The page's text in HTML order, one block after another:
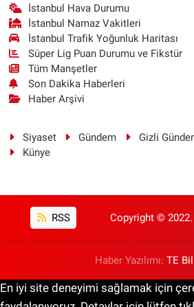
İstanbul Hava Durumu
İstanbul Namaz Vakitleri
İstanbul Trafik Yoğunluk Haritası
Süper Lig Puan Durumu ve Fikstür
Tüm Manşetler
Son Dakika Haberleri
Haber Arşivi
Siyaset Gündem Gizli
Künye
RSS Copyright © 2022.
Haber Yazılımı: TE
En iyi site deneyimi sağlamak için